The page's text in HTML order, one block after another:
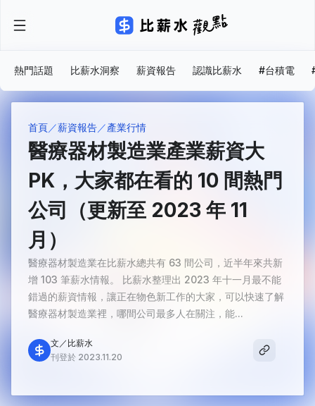
熱門話題 比薪水洞察 薪資報告 認識比薪水 #台積電
首頁 薪資報告 產業行情
醫療器材製造業產業薪資大
PK，大家都在看的 10 間熱門
公司（更新至 2023 年 11
月）
醫療器材製造業在比薪水總共有 63 間公司，近半年來共新
增 103 筆薪水情報。 比薪水整理出 2023 年十一月最不能
錯過的薪資情報，讓正在物色新工作的大家，可以快速了解
醫療器材製造業裡，哪間公司最多人在關注，能...
文／比薪水
刊登於 2023.11.20